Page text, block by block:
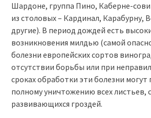
Шардоне, группа Пино, Каберне-
из столовых – Кардинал, Карабурну,
другие). В период дождей есть
возникновения милдью (самой
болезни европейских сортов
отсутствии борьбы или при
сроках обработки эти болезни могут
полному уничтожению всех листьев,
развивающихся гроздей.